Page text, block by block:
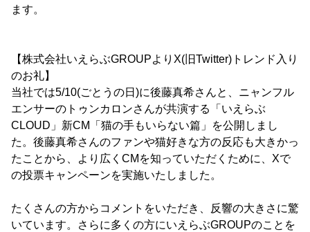
ます。
【株式会社いえらぶGROUPよりX(旧Twitter)トレンド入り
のお礼】
当社では5/10(ごとうの日)に後藤真希さんと、ニャンフル
エンサーのトゥンカロンさんが共演する「いえらぶ
CLOUD」新CM「猫の手もいらない篇」を公開しまし
た。後藤真希さんのファンや猫好きな方の反応も大きかっ
たことから、より広くCMを知っていただくために、Xで
の投票キャンペーンを実施いたしました。
たくさんの方からコメントをいただき、反響の大きさに驚
いています。さらに多くの方にいえらぶGROUPのことを